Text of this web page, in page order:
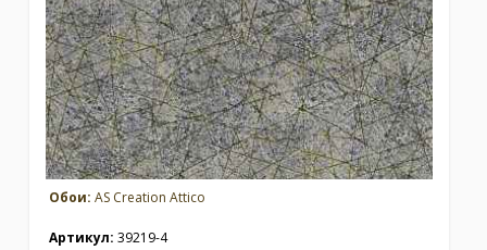
Обои: AS Creation Attico
Артикул: 39219-4